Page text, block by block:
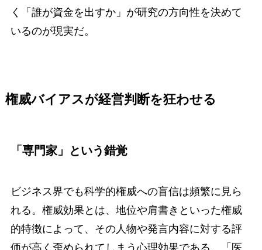
く「誰が資金を出すか」が研究の方向性を決めて
いるのが現実だ。
権威バイアスが経営判断を狂わせる
「専門家」という錯覚
ビジネス界でも科学的権威への盲信は頻繁に見ら
れる。権威効果とは、地位や肩書きといった権威
的特徴によって、その人物や発言内容に対する評
価が高く歪められてしまう心理効果である。「医